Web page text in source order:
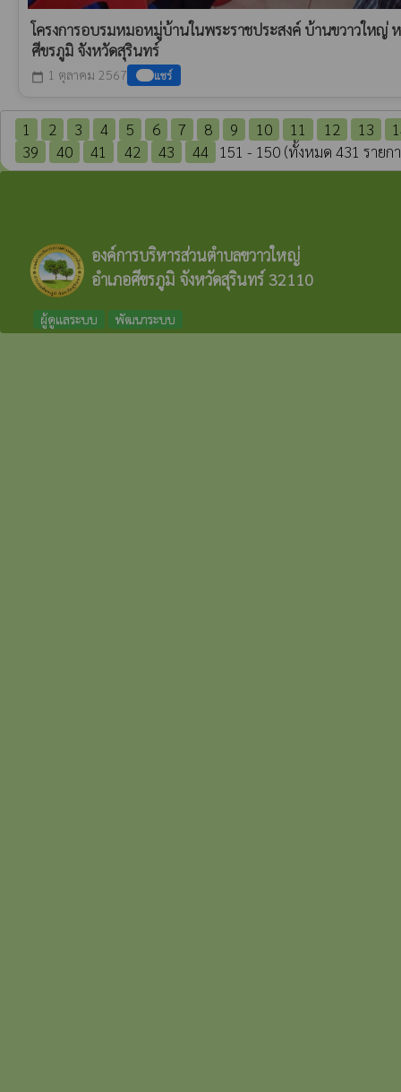
โครงการอบรมหมอหมู่บ้านในพระราชประสงค์ บ้านขวาวใหญ่
ศีขรภูมิ จังหวัดสุรินทร์
calendar_today 1 ตุลาคม 2567 แชร์
1 2 3 4 5 6 7 8 9 10 11 12 13
39
40 41 42 43 44 151 - 150 (ทั้งหมด 431 รายก
องค์การบริหารส่วนตำบลขวาวใหญ่
อำเภอศีขรภูมิ จังหวัดสุรินทร์ 32110
ผู้ดูแลระบบ พัฒนาระบบ